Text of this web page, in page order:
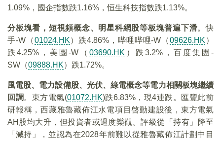
1.09%，國企指數跌1.16%，恒生科技指數跌1.13%。
分板塊看，短視頻概念、明星科網股等板塊普遍下滑。快
手-W（01024.HK）跌4.86%，哔哩哔哩-W（09626.HK ）
跌4.25%，美團-W（ 03690.HK ）跌3.2%，百度集團-
SW（09888.HK）跌1.72%。
風電股、電力設備股、光伏、綠電概念等電力相關板塊繼續
回調 。東方電氣(01072.HK)跌6.83%，現4連跌。匯豐此前
研報稱，西藏雅魯藏佈江水電項目啓動建設後，東方電氣
AH股均大升，但投資者或過度樂觀。評級從「持有」降至
「減持」，並認為在2028年前難以從雅魯藏佈江計劃中目